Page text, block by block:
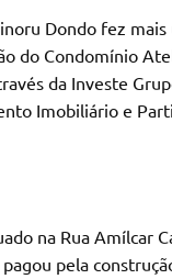
Dondo fez
do Condomínio
da Investe
Imobiliário e
na Rua Amílcar
pela